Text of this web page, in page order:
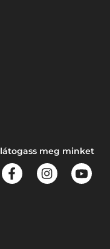
látogass meg minket